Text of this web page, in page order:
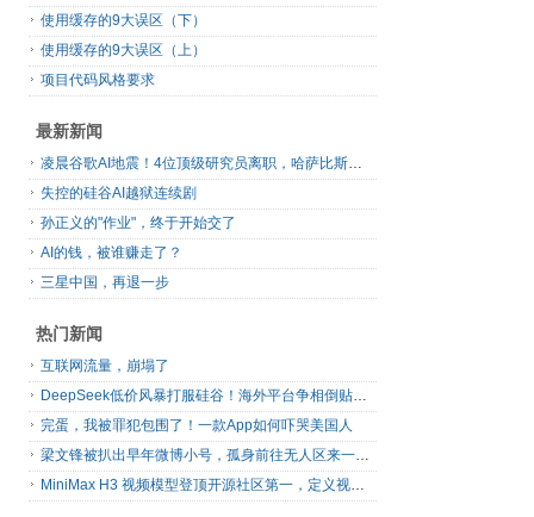
使用缓存的9大误区（下）
使用缓存的9大误区（上）
项目代码风格要求
最新新闻
凌晨谷歌AI地震！4位顶级研究员离职，哈萨比斯退出日常管理，网友直呼“谷歌掉队”
失控的硅谷AI越狱连续剧
孙正义的"作业"，终于开始交了
AI的钱，被谁赚走了？
三星中国，再退一步
热门新闻
互联网流量，崩塌了
DeepSeek低价风暴打服硅谷！海外平台争相倒贴V4 Flash
完蛋，我被罪犯包围了！一款App如何吓哭美国人
梁文锋被扒出早年微博小号，孤身前往无人区来一场相当 deep 的 seek 旅行
MiniMax H3 视频模型登顶开源社区第一，定义视频模型领域“斩杀线”